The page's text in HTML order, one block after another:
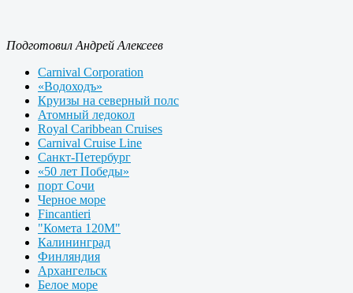
Подготовил Андрей Алексеев
Carnival Corporation
«Водоходъ»
Круизы на северный полс
Атомный ледокол
Royal Caribbean Cruises
Carnival Cruise Line
Санкт-Петербург
«50 лет Победы»
порт Сочи
Черное море
Fincantieri
"Комета 120М"
Калининград
Финляндия
Архангельск
Белое море